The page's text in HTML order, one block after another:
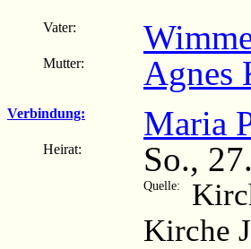
Vater:
Mutter: Agnes
Verbindung: Maria
Heirat: So.,
Quelle:
Kirche